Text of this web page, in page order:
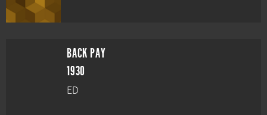
BACK PAY
1930
ED